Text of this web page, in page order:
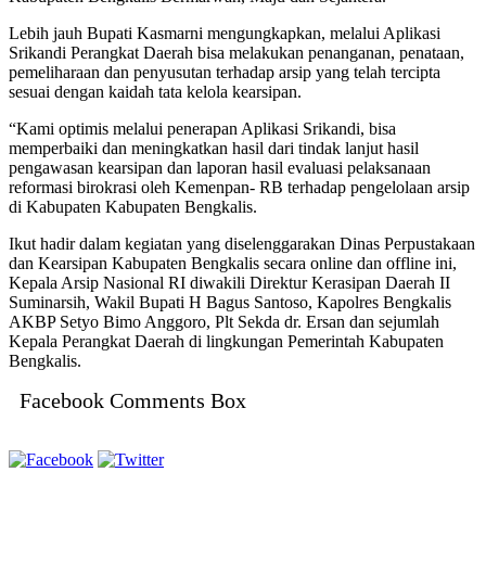
Lebih jauh Bupati Kasmarni mengungkapkan, melalui Aplikasi
Srikandi Perangkat Daerah bisa melakukan penanganan, penataan,
pemeliharaan dan penyusutan terhadap arsip yang telah tercipta
sesuai dengan kaidah tata kelola kearsipan.
“Kami optimis melalui penerapan Aplikasi Srikandi, bisa
memperbaiki dan meningkatkan hasil dari tindak lanjut hasil
pengawasan kearsipan dan laporan hasil evaluasi pelaksanaan
reformasi birokrasi oleh Kemenpan- RB terhadap pengelolaan arsip
di Kabupaten Kabupaten Bengkalis.
Ikut hadir dalam kegiatan yang diselenggarakan Dinas Perpustakaan
dan Kearsipan Kabupaten Bengkalis secara online dan offline ini,
Kepala Arsip Nasional RI diwakili Direktur Kerasipan Daerah II
Suminarsih, Wakil Bupati H Bagus Santoso, Kapolres Bengkalis
AKBP Setyo Bimo Anggoro, Plt Sekda dr. Ersan dan sejumlah
Kepala Perangkat Daerah di lingkungan Pemerintah Kabupaten
Bengkalis.
Facebook Comments Box